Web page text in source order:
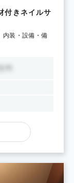
付きネイルサ
内装・設備・備